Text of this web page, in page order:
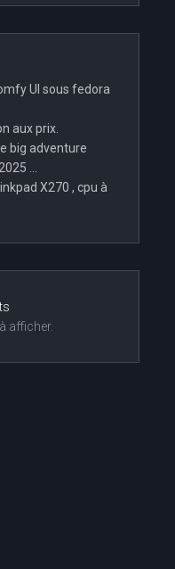
UI sous fedora
aux prix.
big adventure
…
X270 , cpu à
afficher.